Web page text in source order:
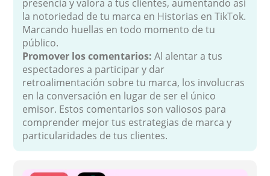
presencia y valora a tus clientes, aumentando así
la notoriedad de tu marca en Historias en TikTok.
Marcando huellas en todo momento de tu
público.
Promover los comentarios: Al alentar a tus
espectadores a participar y dar
retroalimentación sobre tu marca, los involucras
en la conversación en lugar de ser el único
emisor. Estos comentarios son valiosos para
comprender mejor tus estrategias de marca y
particularidades de tus clientes.